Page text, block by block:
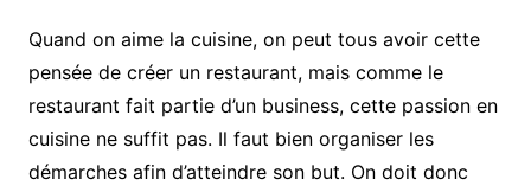
Quand on aime la cuisine, on peut tous avoir cette
pensée de créer un restaurant, mais comme le
restaurant fait partie d’un business, cette passion en
cuisine ne suffit pas. Il faut bien organiser les
démarches afin d’atteindre son but. On doit donc